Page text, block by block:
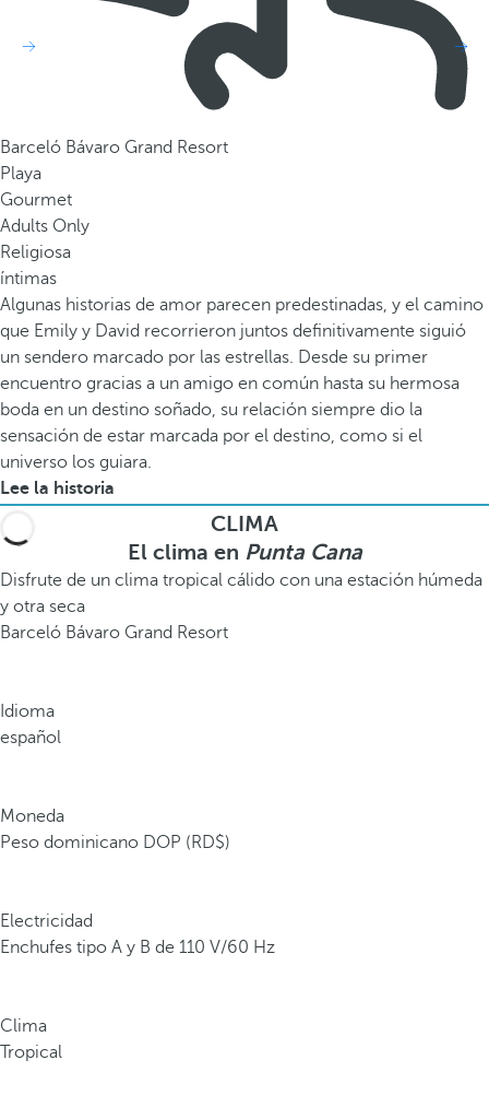
Barceló Bávaro Grand Resort
Playa
Gourmet
Adults Only
Religiosa
íntimas
Algunas historias de amor parecen predestinadas, y el camino
que Emily y David recorrieron juntos definitivamente siguió
un sendero marcado por las estrellas. Desde su primer
encuentro gracias a un amigo en común hasta su hermosa
boda en un destino soñado, su relación siempre dio la
sensación de estar marcada por el destino, como si el
universo los guiara.
Lee la historia
CLIMA
El clima en Punta Cana
Disfrute de un clima tropical cálido con una estación húmeda
y otra seca
Barceló Bávaro Grand Resort
Idioma
español
Moneda
Peso dominicano DOP (RD$)
Electricidad
Enchufes tipo A y B de 110 V/60 Hz
Clima
Tropical